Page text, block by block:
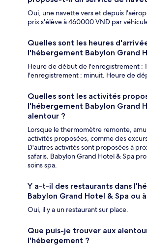
Oui, une navette vers et depuis
prix s'élève à 460000 VND par
Quelles sont les heures
l'hébergement Babylon Grand
Heure de début de l'enregistrement :
l'enregistrement : minuit. Heure de
Quelles sont les activités
l'hébergement Babylon Grand
alentour ?
Lorsque le thermomètre remonte,
activités proposées, comme des
D'autres activités sont proposées à
safaris. Babylon Grand Hotel & Spa
soins spa.
Y a-t-il des restaurants dans
Babylon Grand Hotel & Spa ou
Oui, il y a un restaurant sur place.
Que puis-je trouver aux
l'hébergement ?